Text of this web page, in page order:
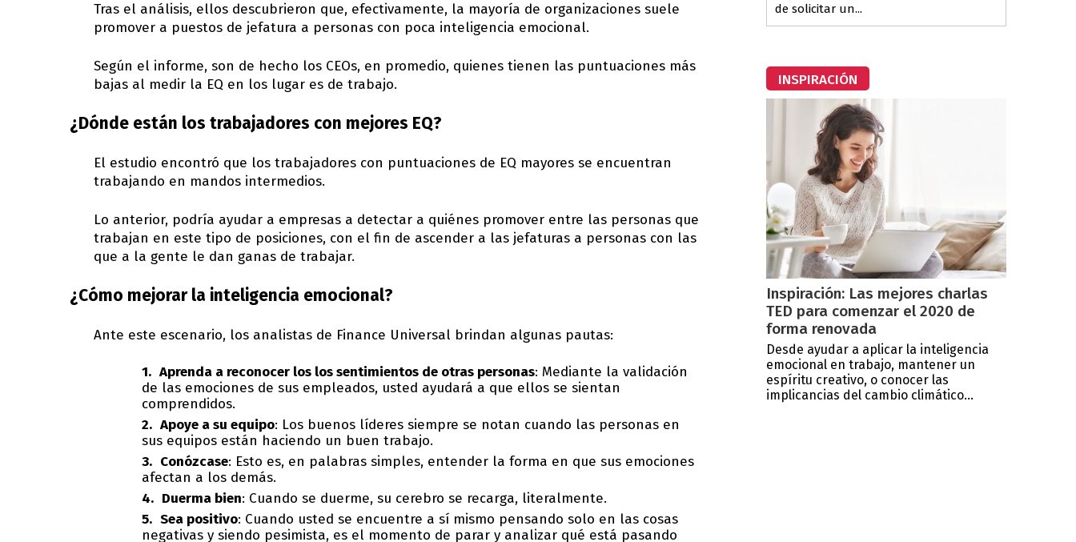
Tras el análisis, ellos descubrieron que, efectivamente, la mayoría de organizaciones suele
promover a puestos de jefatura a personas con poca inteligencia emocional.
Según el informe, son de hecho los CEOs, en promedio, quienes tienen las puntuaciones más
bajas al medir la EQ en los lugar es de trabajo.
¿Dónde están los trabajadores con mejores EQ?
El estudio encontró que los trabajadores con puntuaciones de EQ mayores se encuentran
trabajando en mandos intermedios.
Lo anterior, podría ayudar a empresas a detectar a quiénes promover entre las personas que
trabajan en este tipo de posiciones, con el fin de ascender a las jefaturas a personas con las
que a la gente le dan ganas de trabajar.
¿Cómo mejorar la inteligencia emocional?
Ante este escenario, los analistas de Finance Universal brindan algunas pautas:
Aprenda a reconocer los los sentimientos de otras personas: Mediante la validación
de las emociones de sus empleados, usted ayudará a que ellos se sientan
comprendidos.
Apoye a su equipo: Los buenos líderes siempre se notan cuando las personas en
sus equipos están haciendo un buen trabajo.
Conózcase: Esto es, en palabras simples, entender la forma en que sus emociones
afectan a los demás.
Duerma bien: Cuando se duerme, su cerebro se recarga, literalmente.
Sea positivo: Cuando usted se encuentre a sí mismo pensando solo en las cosas
negativas y siendo pesimista, es el momento de parar y analizar qué está pasando
de solicitar un...
INSPIRACIÓN
Inspiración: Las mejores charlas
TED para comenzar el 2020 de
forma renovada
Desde ayudar a aplicar la inteligencia
emocional en trabajo, mantener un
espíritu creativo, o conocer las
implicancias del cambio climático...